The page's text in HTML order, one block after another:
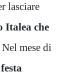
lasciare
Italea che
Nel mese di
festa